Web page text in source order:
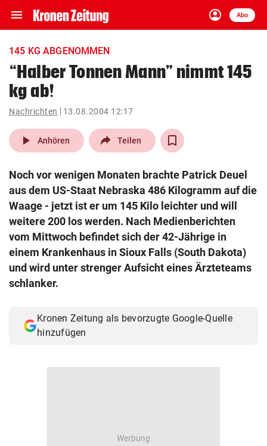
menu Navigation
ein-/ausklappen
account_circle
Anmelden
Abo
close Schließen
account_circle Anmelden
pin_drop
Wien arrow_right
search
Suchbegriff
eingeben
© Krone Multimedia GmbH & Co KG 2026
145 KG ABGENOMMEN
“Halber Tonnen Mann” nimmt 145
kg ab!
Nachrichten 13.08.2004 12:17
play_arrow Anhören Teilen
Noch vor wenigen Monaten brachte Patrick Deuel
aus dem US-Staat Nebraska 486 Kilogramm auf die
Waage - jetzt ist er um 145 Kilo leichter und will
weitere 200 los werden. Nach Medienberichten
vom Mittwoch befindet sich der 42-Jährige in
einem Krankenhaus in Sioux Falls (South Dakota)
und wird unter strenger Aufsicht eines Ärzteteams
schlanker.
Kronen Zeitung als bevorzugte Google-Quelle
hinzufügen